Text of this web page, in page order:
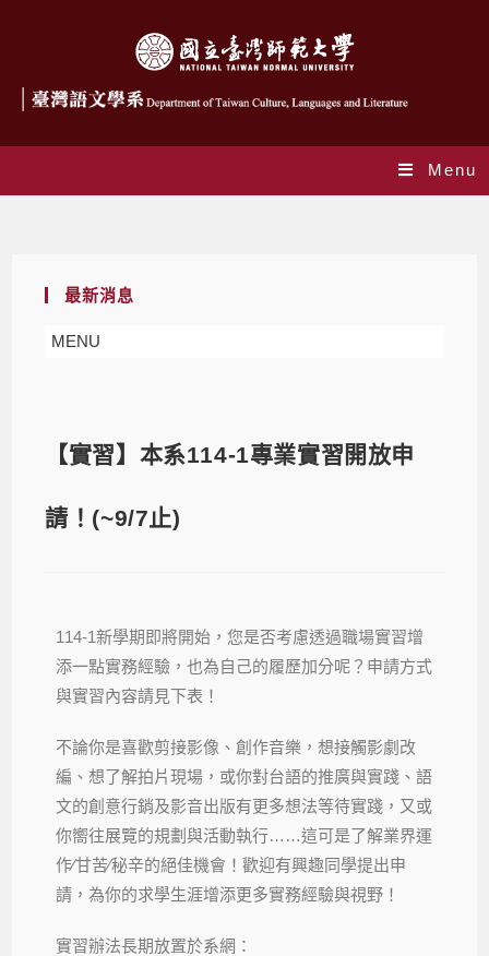
Menu
最新消息
MENU
【實習】本系114-1專業實習開放申
請！(~9/7止)
114-1新學期即將開始，您是否考慮透過職場實習增
添一點實務經驗，也為自己的履歷加分呢？申請方式
與實習內容請見下表！
不論你是喜歡剪接影像、創作音樂，想接觸影劇改
編、想了解拍片現場，或你對台語的推廣與實踐、語
文的創意行銷及影音出版有更多想法等待實踐，又或
你嚮往展覽的規劃與活動執行……這可是了解業界運
作∕甘苦∕秘辛的絕佳機會！歡迎有興趣同學提出申
請，為你的求學生涯增添更多實務經驗與視野！
實習辦法長期放置於系網：